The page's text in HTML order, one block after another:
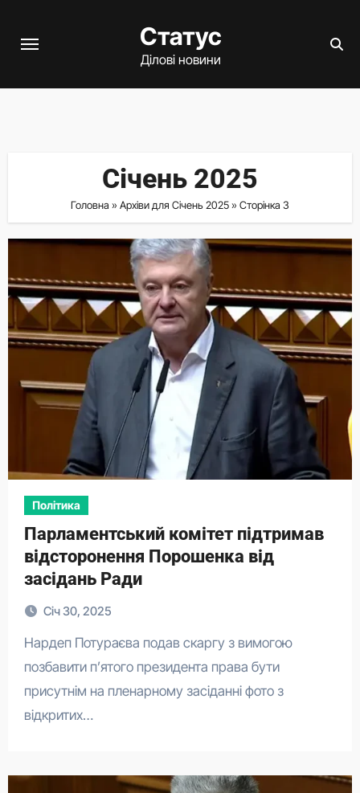
Статус
Ділові новини
Січень 2025
Головна » Архіви для Січень 2025» Сторінка 3
Політика
Парламентський комітет підтримав
відсторонення Порошенка від
засідань Ради
Січ 30, 2025
Нардеп Потураєва подав скаргу з вимогою
позбавити п’ятого президента права бути
присутнім на пленарному засіданні фото з
відкритих…